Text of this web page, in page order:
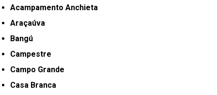
Acampamento Anchieta
Araçaúva
Bangú
Campestre
Campo Grande
Casa Branca